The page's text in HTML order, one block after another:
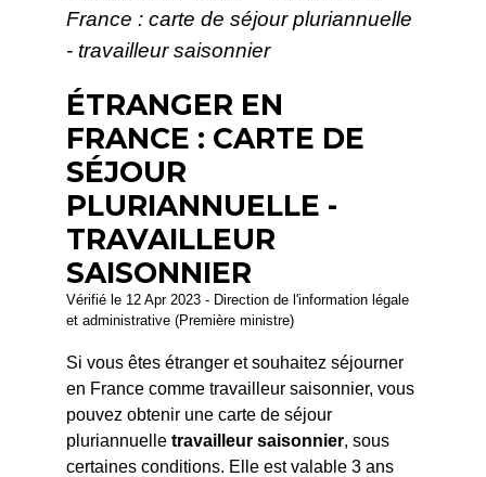
France : carte de séjour pluriannuelle
- travailleur saisonnier
ÉTRANGER EN
FRANCE : CARTE DE
SÉJOUR
PLURIANNUELLE -
TRAVAILLEUR
SAISONNIER
Vérifié le 12 Apr 2023 - Direction de l'information légale
et administrative (Première ministre)
Si vous êtes étranger et souhaitez séjourner
en France comme travailleur saisonnier, vous
pouvez obtenir une carte de séjour
pluriannuelletravailleur saisonnier, sous
certaines conditions. Elle est valable 3 ans